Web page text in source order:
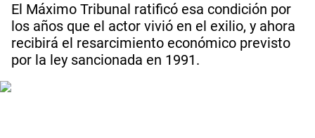
El Máximo Tribunal ratificó esa condición por
los años que el actor vivió en el exilio, y ahora
recibirá el resarcimiento económico previsto
por la ley sancionada en 1991.